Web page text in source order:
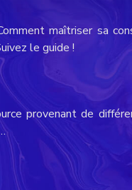
maîtriser sa
le guide !
provenant de